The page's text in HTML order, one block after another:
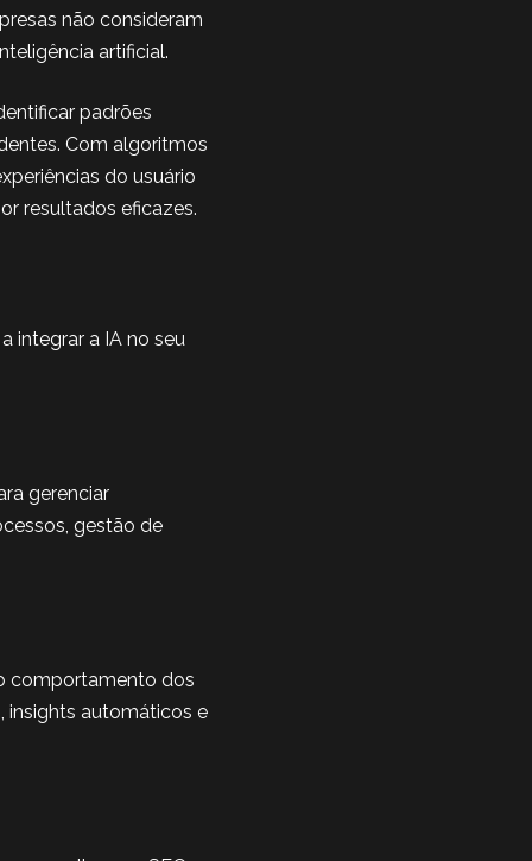
não consideram
artificial.
padrões
Com algoritmos
do usuário
resultados eficazes.
integrar a IA no seu
gerenciar
gestão de
comportamento dos
insights automáticos e